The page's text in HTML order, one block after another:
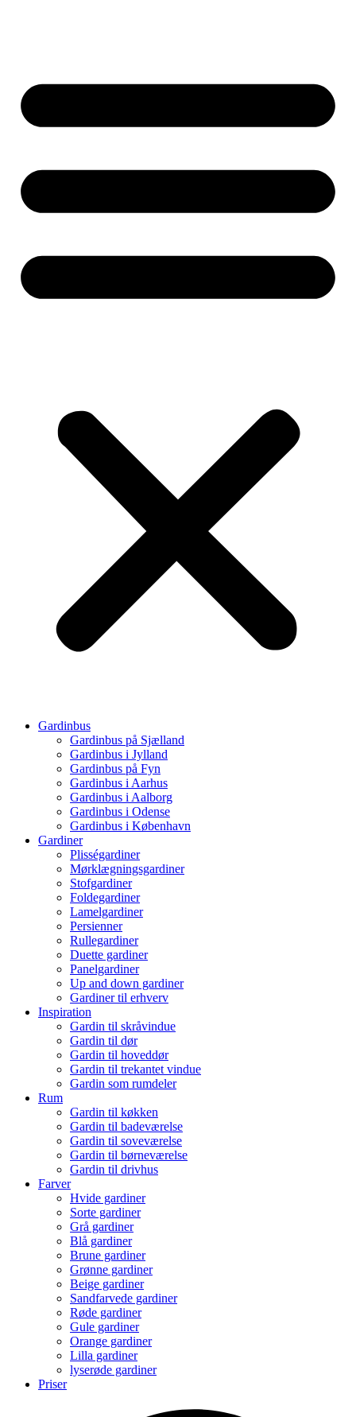
Gardinbus
Gardinbus på Sjælland
Gardinbus i Jylland
Gardinbus på Fyn
Gardinbus i Aarhus
Gardinbus i Aalborg
Gardinbus i Odense
Gardinbus i København
Gardiner
Plisségardiner
Mørklægningsgardiner
Stofgardiner
Foldegardiner
Lamelgardiner
Persienner
Rullegardiner
Duette gardiner
Panelgardiner
Up and down gardiner
Gardiner til erhverv
Inspiration
Gardin til skråvindue
Gardin til dør
Gardin til hoveddør
Gardin til trekantet vindue
Gardin som rumdeler
Rum
Gardin til køkken
Gardin til badeværelse
Gardin til soveværelse
Gardin til børneværelse
Gardin til drivhus
Farver
Hvide gardiner
Sorte gardiner
Grå gardiner
Blå gardiner
Brune gardiner
Grønne gardiner
Beige gardiner
Sandfarvede gardiner
Røde gardiner
Gule gardiner
Orange gardiner
Lilla gardiner
lyserøde gardiner
Priser